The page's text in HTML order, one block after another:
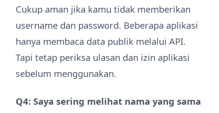
Cukup aman jika kamu tidak memberikan
username dan password. Beberapa aplikasi
hanya membaca data publik melalui API.
Tapi tetap periksa ulasan dan izin aplikasi
sebelum menggunakan.
Q4: Saya sering melihat nama yang sama